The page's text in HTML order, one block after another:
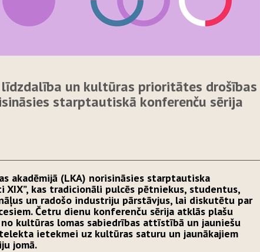
un kultūras prioritātes drošības
starptautiskā konferenču sērija
akadēmijā (LKA) norisināsies starptautiska
kas tradicionāli pulcēs pētniekus, studentus,
un radošo industriju pārstāvjus, lai diskutētu par
Četru dienu konferenču sērija atklās plašu
kultūras lomas sabiedrības attīstībā un jauniešu
ietekmei uz kultūras saturu un jaunākajiem
jomā.